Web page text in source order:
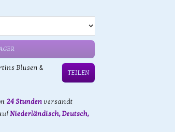
Blusen &
TEILEN
24 Stunden versandt
Niederländisch, Deutsch,